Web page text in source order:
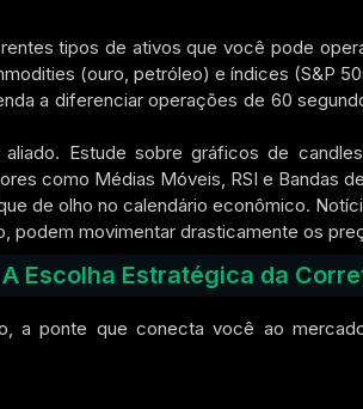
tipos de ativos que você pode
(ouro, petróleo) e índices (S&P
a diferenciar operações de 60
Estude sobre gráficos de
como Médias Móveis, RSI e Bandas
de olho no calendário econômico.
podem movimentar drasticamente os
Escolha Estratégica da
a ponte que conecta você ao